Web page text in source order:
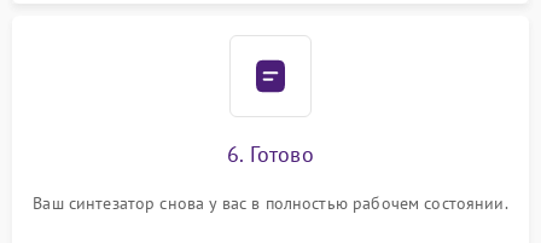
6. Готово
Ваш синтезатор снова у вас в полностью рабочем состоянии.